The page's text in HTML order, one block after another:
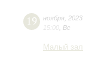
19 ноября 2023
15:00 Вс
Малый зал